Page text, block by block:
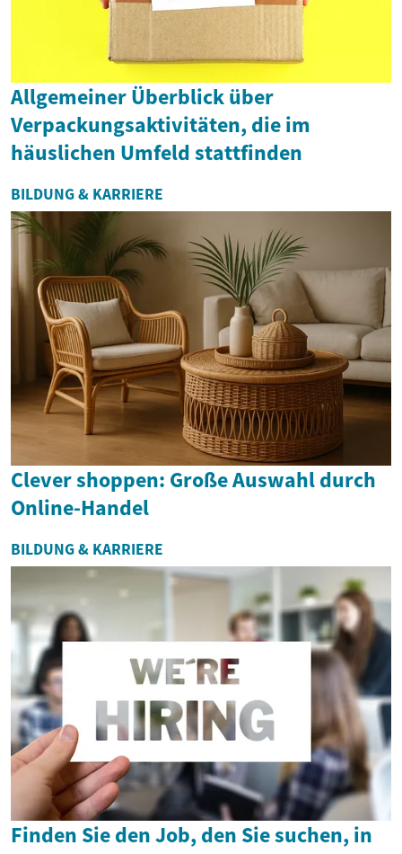
Allgemeiner Überblick über
Verpackungsaktivitäten, die im
häuslichen Umfeld stattfinden
BILDUNG & KARRIERE
Clever shoppen: Große Auswahl durch
Online-Handel
BILDUNG & KARRIERE
Finden Sie den Job, den Sie suchen, in